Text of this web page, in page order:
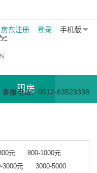
房东注册 登录 手机版
客服电话：0512-63523338
租房
元
800-1000元
3000元
3000-5000